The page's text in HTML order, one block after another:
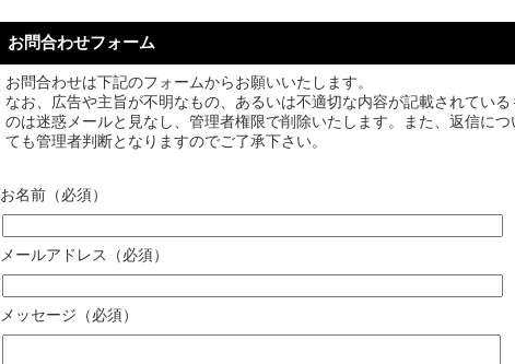
お問合わせフォーム
お問合わせは下記のフォームからお願いいたします。
なお、広告や主旨が不明なもの、あるいは不適切な内容が記載されている
のは迷惑メールと見なし、管理者権限で削除いたします。また、返信につ
ても管理者判断となりますのでご了承下さい。
お名前（必須）
メールアドレス（必須）
メッセージ（必須）